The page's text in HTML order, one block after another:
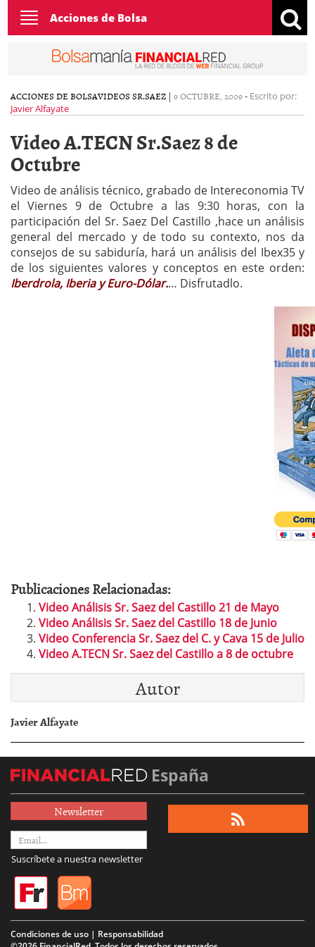
Toggle
navigation
Acciones de Bolsa
ACCIONES DE BOLSAVIDEOS SR.SAEZ | 9 OCTUBRE, 2009- Escrito por:
Javier Alfayate
Video A.TECN Sr.Saez 8 de
Octubre
Video de análisis técnico, grabado de Intereconomia TV
el Viernes 9 de Octubre a las 9:30 horas, con la
participación del Sr. Saez Del Castillo ,hace un análisis
general del mercado y de todo su contexto, nos da
consejos de su sabiduría, hará un análisis del Ibex35 y
de los siguientes valores y conceptos en este orden:
Iberdrola, Iberia y Euro-Dólar.… Disfrutadlo.
Publicaciones Relacionadas:
Video Análisis Sr. Saez del Castillo 21 de Mayo
Video Análisis Sr. Saez del Castillo 18 de Junio
Video Conferencia Sr. Saez del C. y Cava 15 de Julio
Video A.TECN Sr. Saez del Castillo a 8 de octubre
Autor
Javier Alfayate
España
Newsletter
Suscríbete a nuestra newsletter
Condiciones de uso | Responsabilidad